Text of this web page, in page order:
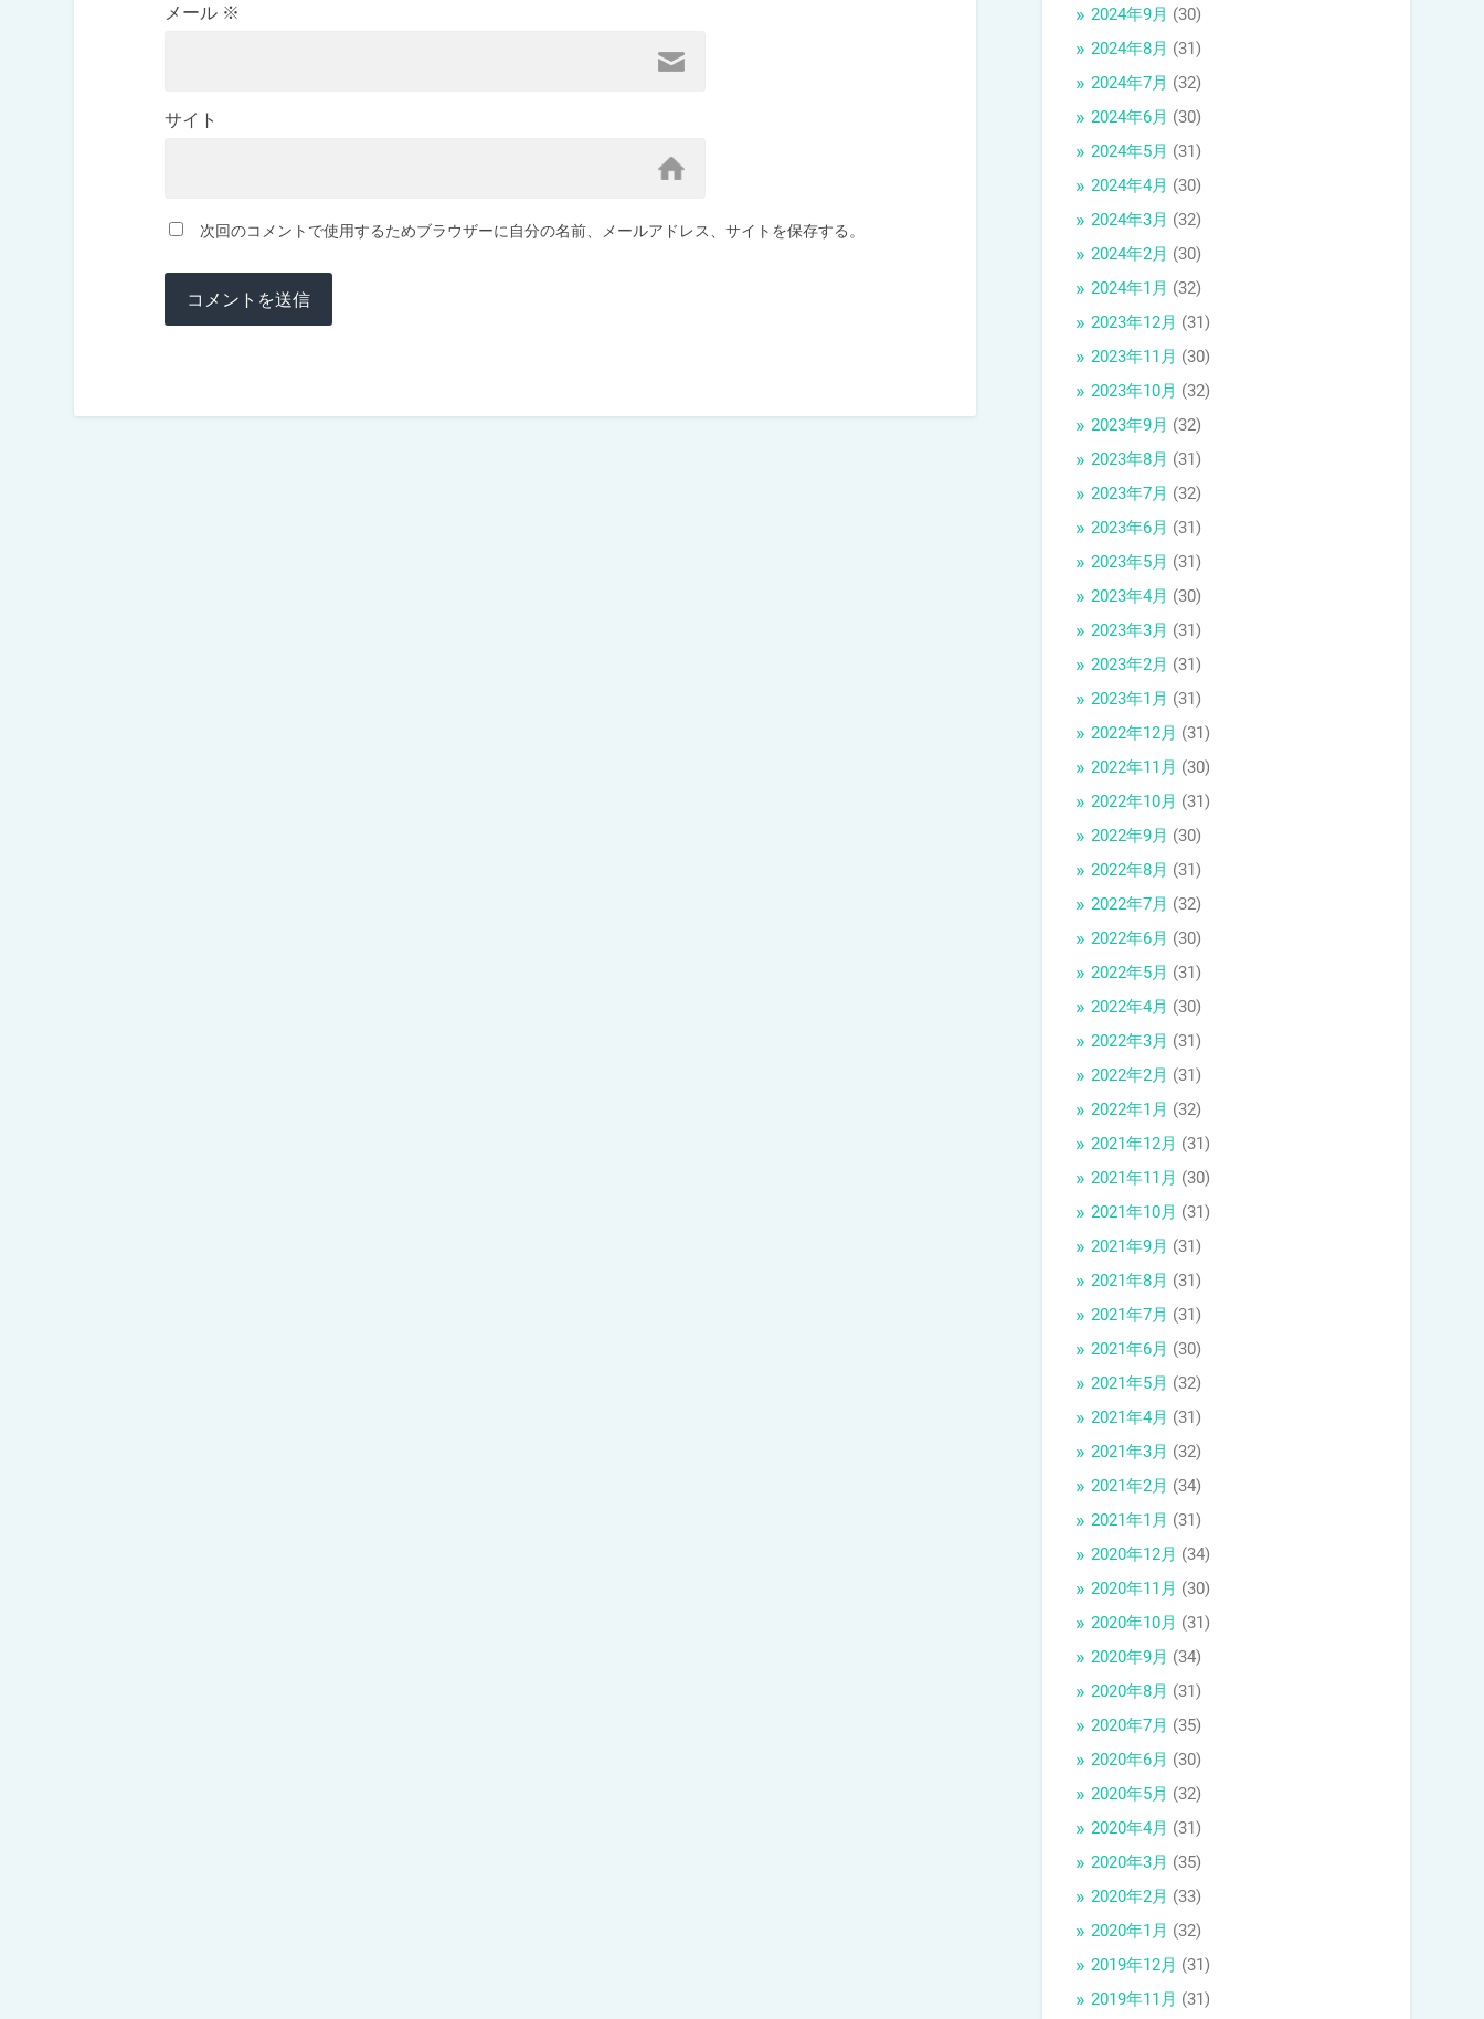
メール ※
サイト
次回のコメントで使用するためブラウザーに自分の名前、メールアドレス、サイトを保存する。
2024年9月 (30)
2024年8月 (31)
2024年7月 (32)
2024年6月 (30)
2024年5月 (31)
2024年4月 (30)
2024年3月 (32)
2024年2月 (30)
2024年1月 (32)
2023年12月 (31)
2023年11月 (30)
2023年10月 (32)
2023年9月 (32)
2023年8月 (31)
2023年7月 (32)
2023年6月 (31)
2023年5月 (31)
2023年4月 (30)
2023年3月 (31)
2023年2月 (31)
2023年1月 (31)
2022年12月 (31)
2022年11月 (30)
2022年10月 (31)
2022年9月 (30)
2022年8月 (31)
2022年7月 (32)
2022年6月 (30)
2022年5月 (31)
2022年4月 (30)
2022年3月 (31)
2022年2月 (31)
2022年1月 (32)
2021年12月 (31)
2021年11月 (30)
2021年10月 (31)
2021年9月 (31)
2021年8月 (31)
2021年7月 (31)
2021年6月 (30)
2021年5月 (32)
2021年4月 (31)
2021年3月 (32)
2021年2月 (34)
2021年1月 (31)
2020年12月 (34)
2020年11月 (30)
2020年10月 (31)
2020年9月 (34)
2020年8月 (31)
2020年7月 (35)
2020年6月 (30)
2020年5月 (32)
2020年4月 (31)
2020年3月 (35)
2020年2月 (33)
2020年1月 (32)
2019年12月 (31)
2019年11月 (31)